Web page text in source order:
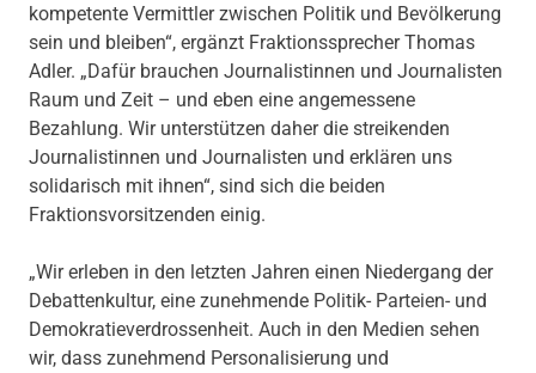
kompetente Vermittler zwischen Politik und Bevölkerung
sein und bleiben“, ergänzt Fraktionssprecher Thomas
Adler. „Dafür brauchen Journalistinnen und Journalisten
Raum und Zeit – und eben eine angemessene
Bezahlung. Wir unterstützen daher die streikenden
Journalistinnen und Journalisten und erklären uns
solidarisch mit ihnen“, sind sich die beiden
Fraktionsvorsitzenden einig.
„Wir erleben in den letzten Jahren einen Niedergang der
Debattenkultur, eine zunehmende Politik- Parteien- und
Demokratieverdrossenheit. Auch in den Medien sehen
wir, dass zunehmend Personalisierung und